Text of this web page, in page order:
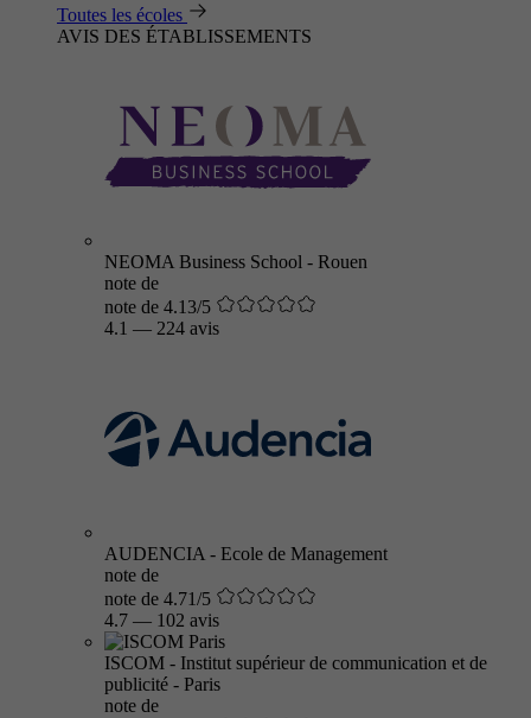
Toutes les écoles
AVIS DES ÉTABLISSEMENTS
NEOMA Business School - Rouen
note de
note de 4.13/5
4.1 — 224 avis
AUDENCIA - Ecole de Management
note de
note de 4.71/5
4.7 — 102 avis
ISCOM - Institut supérieur de communication et de
publicité - Paris
note de